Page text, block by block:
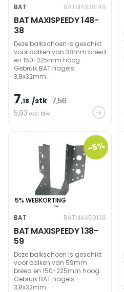
BAT
BATMAX38148
BAT MAXISPEEDY 148-
38
Deze balkschoen is geschikt
voor balken van 38mm breed
en 150-225mm hoog.
Gebruik BAT nagels:
3,8x32mm
(draagbalk) om
draagvermogen te bereiken.
7,18 /stk 7,56
5,93 excl btw
-5%
5% WEBKORTING
BAT
BATMAX59138
BAT MAXISPEEDY 138-
59
Deze balkschoen is geschikt
voor balken van 59mm
breed en 150-225mm hoog.
Gebruik BAT nagels:
3,8x32mm